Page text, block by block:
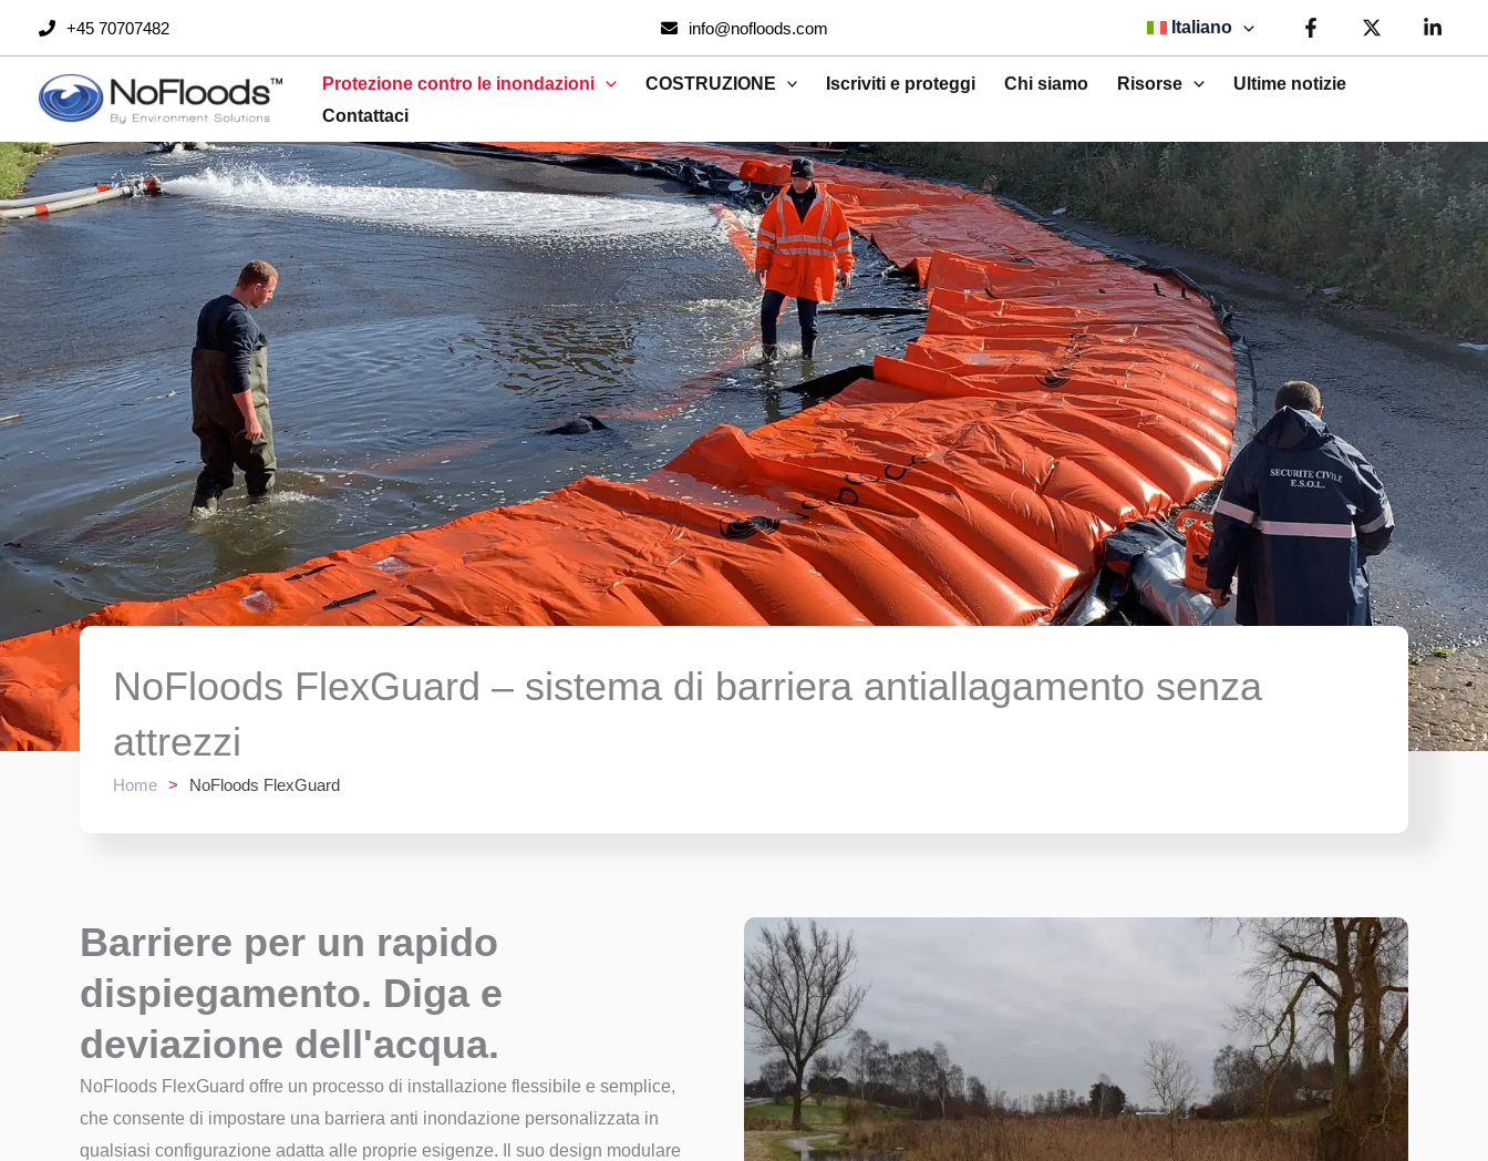
contenuto
+45 70707482 info@nofloods.com Italiano
Protezione contro le inondazioni COSTRUZIONE Iscriviti e proteggi Chi siamo Risorse
Ultime notizie
Contattaci
NoFloods FlexGuard – sistema di barriera antiallagamento senza
attrezzi
Home > NoFloods FlexGuard
Barriere per un rapido
dispiegamento. Diga e
deviazione dell'acqua.
NoFloods FlexGuard offre un processo di installazione flessibile e semplice,
che consente di impostare una barriera anti inondazione personalizzata in
qualsiasi configurazione adatta alle proprie esigenze. Il suo design modulare